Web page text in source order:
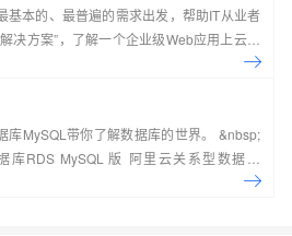
基本的、最普遍的需求出发，帮助IT从业者
决方案”，了解一个企业级Web应用上云的
库MySQL带你了解数据库的世界。 &nbsp;
RDS MySQL 版 阿里云关系型数据库
）是一种稳定可靠、可弹性伸缩的在